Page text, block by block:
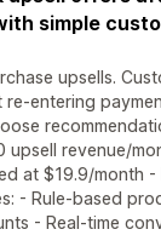
simple
upsells.
entering
upsell revenue/
at $19.9/month
- Rule-based
- Real-time